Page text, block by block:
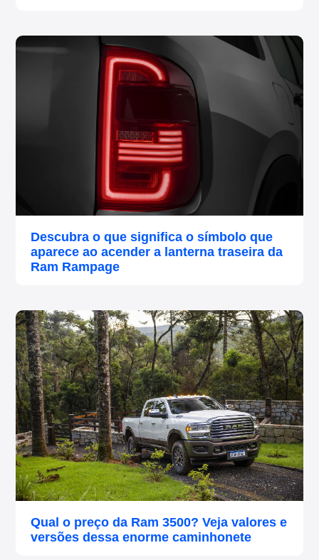
Descubra o que significa o símbolo que
aparece ao acender a lanterna traseira da
Ram Rampage
Qual o preço da Ram 3500? Veja valores e
versões dessa enorme caminhonete